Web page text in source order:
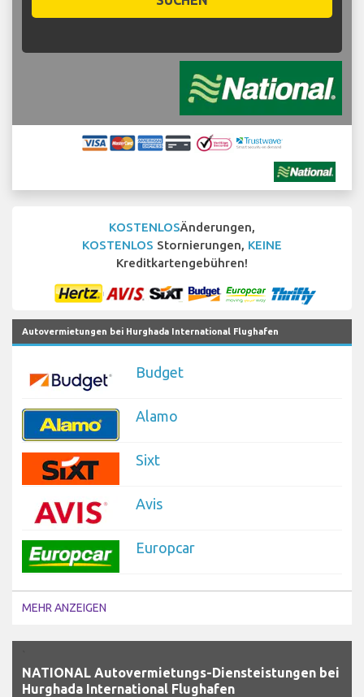
KOSTENLOSÄnderungen,
KOSTENLOS Stornierungen, KEINE
Kreditkartengebühren!
Autovermietungen bei Hurghada International Flughafen
Budget
Alamo
Sixt
Avis
Europcar
MEHR ANZEIGEN
NATIONAL Autovermietungs-Diensteistungen bei
Hurghada International Flughafen